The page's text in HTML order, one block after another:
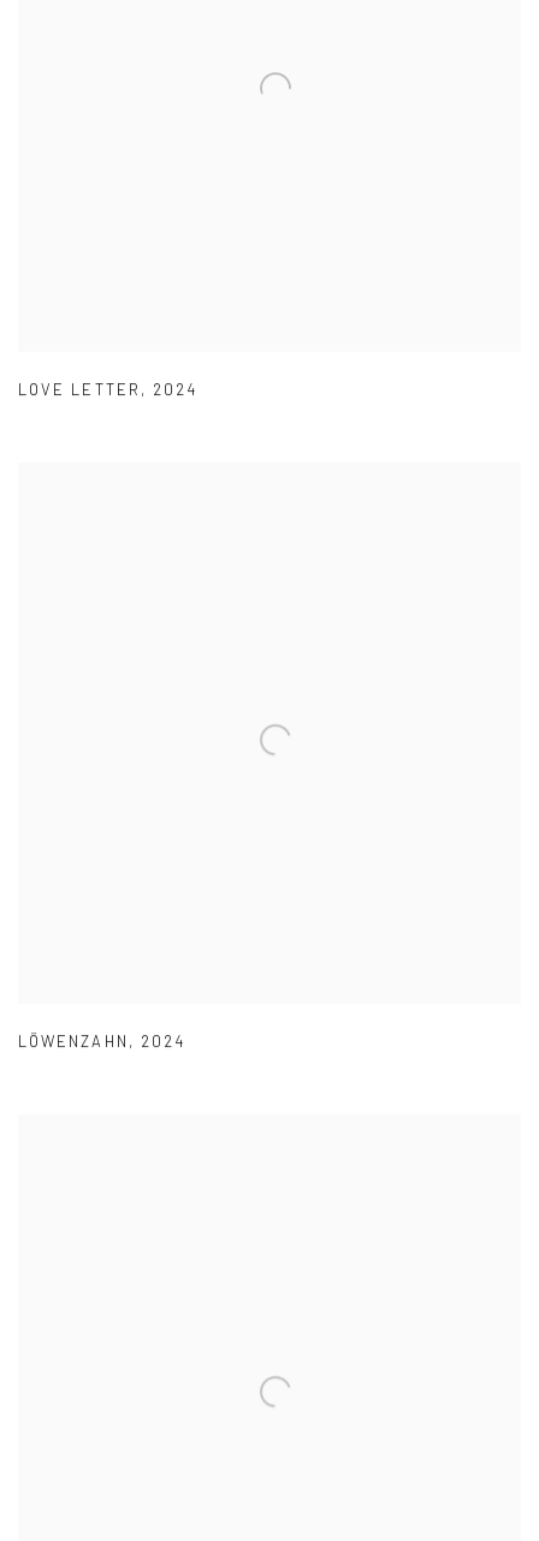
LOVE LETTER , 2024
LÖWENZAHN , 2024